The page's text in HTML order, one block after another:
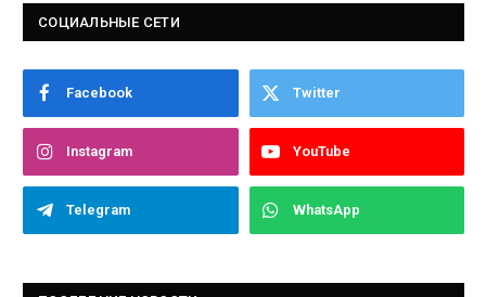
СОЦИАЛЬНЫЕ СЕТИ
Facebook Twitter
Instagram YouTube
Telegram WhatsApp